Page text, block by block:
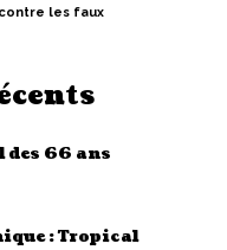
les faux
des 66 ans
: Tropical